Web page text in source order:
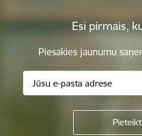
Esi pirmais,
Piesakies jaunumu